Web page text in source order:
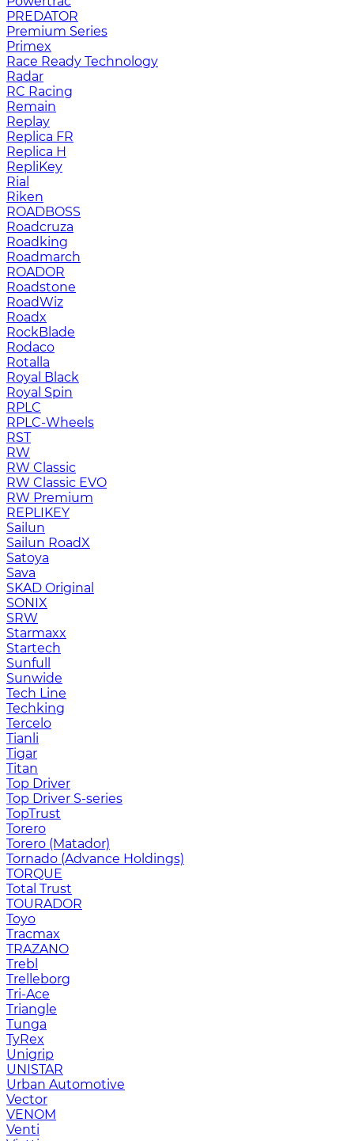
PREDATOR
Premium Series
Primex
Race Ready Technology
Radar
RC Racing
Remain
Replay
Replica FR
Replica H
RepliKey
Rial
Riken
ROADBOSS
Roadcruza
Roadking
Roadmarch
ROADOR
Roadstone
RoadWiz
Roadx
RockBlade
Rodaco
Rotalla
Royal Black
Royal Spin
RPLC
RPLC-Wheels
RST
RW
RW Classic
RW Classic EVO
RW Premium
RЕPLIKEY
Sailun
Sailun RoadX
Satoya
Sava
SKAD Original
SONIX
SRW
Starmaxx
Startech
Sunfull
Sunwide
Tech Line
Techking
Tercelo
Tianli
Tigar
Titan
Top Driver
Top Driver S-series
TopTrust
Torero
Torero (Matador)
Tornado (Advance Holdings)
TORQUE
Total Trust
TOURADOR
Toyo
Tracmax
TRAZANO
Trebl
Trelleborg
Tri-Ace
Triangle
Tunga
TyRex
Unigrip
UNISTAR
Urban Automotive
Vector
VENOM
Venti